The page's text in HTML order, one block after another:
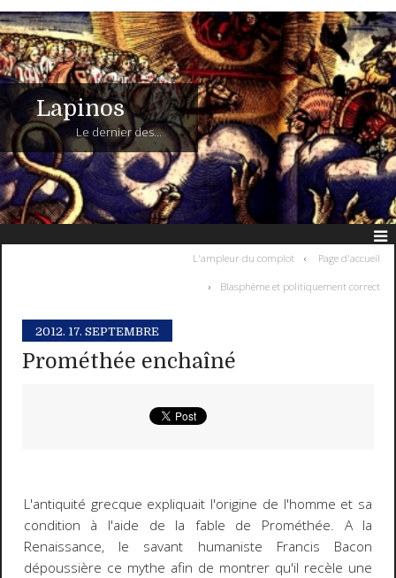
Lapinos
Le dernier des...
L'ampleur du complot Page d'accueil
Blasphème et politiquement correct
2012. 17. SEPTEMBRE
Prométhée enchaîné
L'antiquité grecque expliquait l'origine de l'homme et sa
condition à l'aide de la fable de Prométhée. A la
Renaissance, le savant humaniste Francis Bacon
dépoussière ce mythe afin de montrer qu'il recèle une